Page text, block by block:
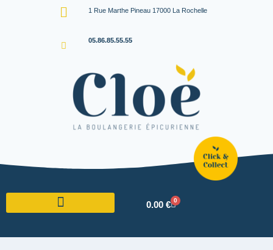
1 Rue Marthe Pineau 17000 La Rochelle
05.86.85.55.55
0.00 € 0